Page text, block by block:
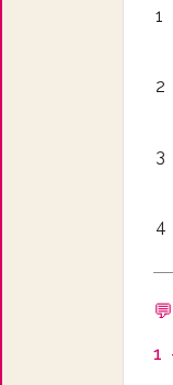
1
2
3
4
1